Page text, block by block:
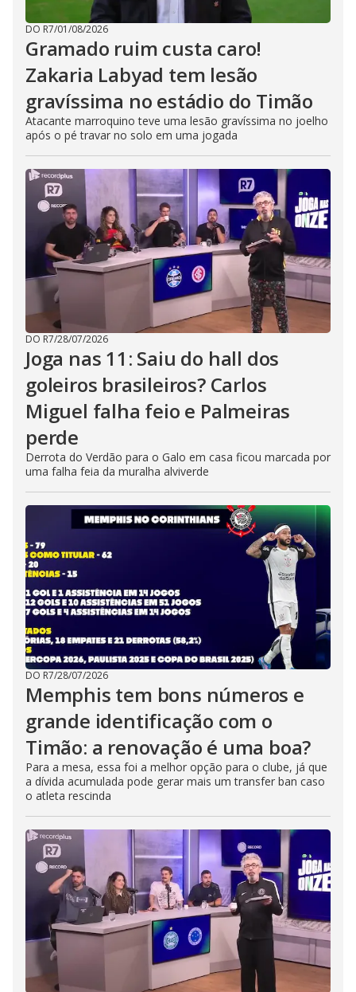
DO R7/01/08/2026
Gramado ruim custa caro!
Zakaria Labyad tem lesão
gravíssima no estádio do Timão
Atacante marroquino teve uma lesão gravíssima no joelho
após o pé travar no solo em uma jogada
DO R7/28/07/2026
Joga nas 11: Saiu do hall dos
goleiros brasileiros? Carlos
Miguel falha feio e Palmeiras
perde
Derrota do Verdão para o Galo em casa ficou marcada por
uma falha feia da muralha alviverde
DO R7/28/07/2026
Memphis tem bons números e
grande identificação com o
Timão: a renovação é uma boa?
Para a mesa, essa foi a melhor opção para o clube, já que
a dívida acumulada pode gerar mais um transfer ban caso
o atleta rescinda